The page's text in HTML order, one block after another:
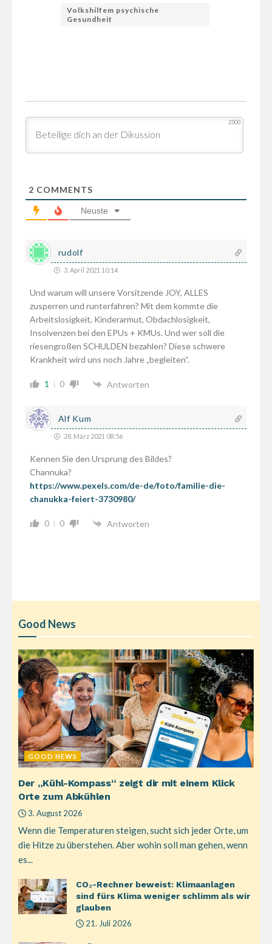
Volkshilfem psychische
Gesundheit
2500
2 COMMENTS
Neuste
rudolf
3. April 2021 10:14
Und warum will unsere Vorsitzende JOY, ALLES
zusperren und runterfahren? Mit dem kommte die
Arbeitslosigkeit, Kinderarmut, Obdachlosigkeit,
Insolvenzen bei den EPUs + KMUs. Und wer soll die
riesengroßen SCHULDEN bezahlen? Diese schwere
Krankheit wird uns noch Jahre „begleiten“.
1 0 Antworten
Alf Kum
28. März 2021 08:56
Kennen Sie den Ursprung des Bildes?
Channuka?
https://www.pexels.com/de-de/foto/familie-die-
chanukka-feiert-3730980/
0 0 Antworten
Good News
GOOD NEWS
Der „Kühl-Kompass“ zeigt dir mit einem Klick
Orte zum Abkühlen
3. August 2026
Wenn die Temperaturen steigen, sucht sich jeder Orte, um
die Hitze zu überstehen. Aber wohin soll man gehen, wenn
es...
CO₂-Rechner beweist: Klimaanlagen
sind fürs Klima weniger schlimm als wir
glauben
21. Juli 2026